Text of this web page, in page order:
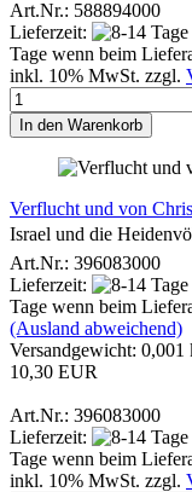
Art.Nr.: 588894000
Lieferzeit:
Tage wenn beim
inkl. 10% MwSt. zzgl.
In den Warenkorb
Verflucht und von
Israel und die
Art.Nr.: 396083000
Lieferzeit:
Tage wenn beim
(Ausland abweichend)
Versandgewicht: 0,001
10,30 EUR
Art.Nr.: 396083000
Lieferzeit:
Tage wenn beim
inkl. 10% MwSt. zzgl.